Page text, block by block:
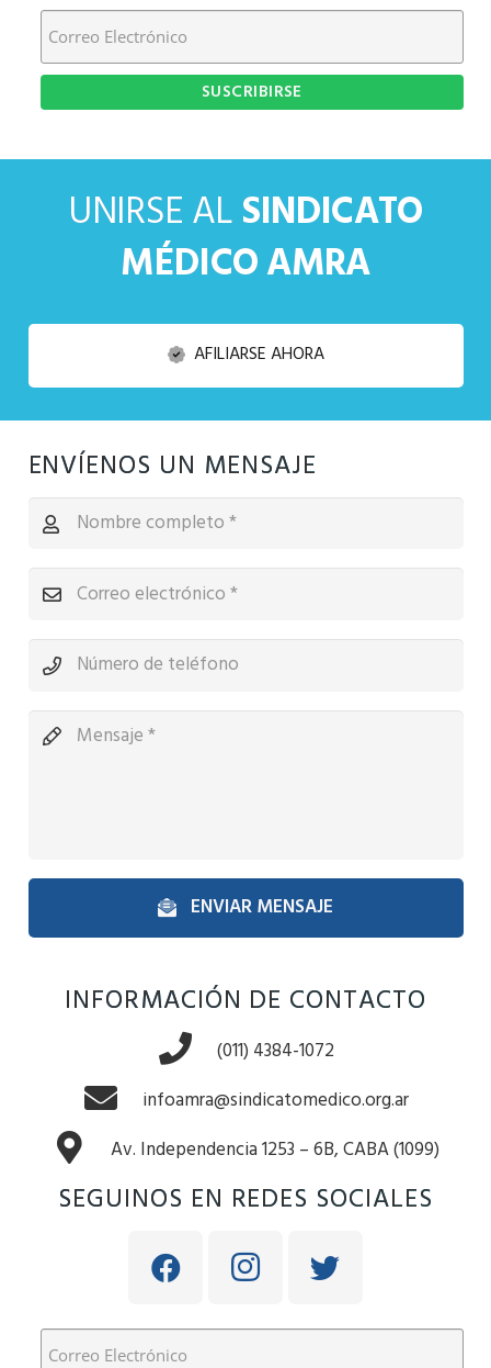
UNIRSE ALSINDICATO
MÉDICO AMRA
AFILIARSE AHORA
ENVÍENOS UN MENSAJE
ENVIAR MENSAJE
INFORMACIÓN DE CONTACTO
(011) 4384-1072
infoamra@sindicatomedico.org.ar
Av. Independencia 1253 – 6B, CABA (1099)
SEGUINOS EN REDES SOCIALES